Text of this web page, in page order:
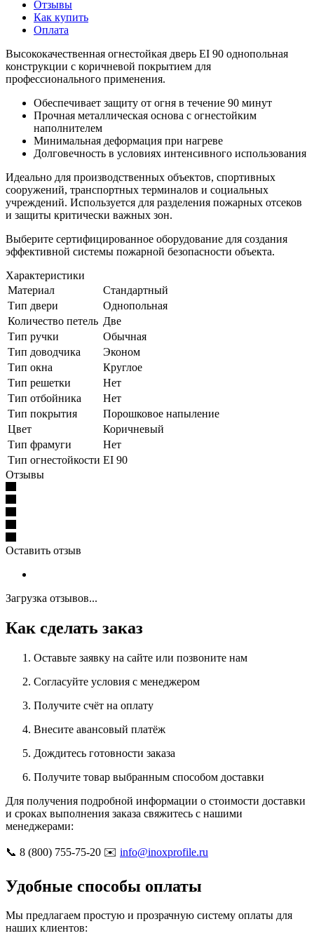
Отзывы
Как купить
Оплата
Высококачественная огнестойкая дверь EI 90 однопольная
конструкции с коричневой покрытием для
профессионального применения.
Обеспечивает защиту от огня в течение 90 минут
Прочная металлическая основа с огнестойким
наполнителем
Минимальная деформация при нагреве
Долговечность в условиях интенсивного использования
Идеально для производственных объектов, спортивных
сооружений, транспортных терминалов и социальных
учреждений. Используется для разделения пожарных отсеков
и защиты критически важных зон.
Выберите сертифицированное оборудование для создания
эффективной системы пожарной безопасности объекта.
Характеристики
Материал
Стандартный
Тип двери
Однопольная
Количество петель Две
Тип ручки
Обычная
Тип доводчика
Эконом
Тип окна
Круглое
Тип решетки
Нет
Тип отбойника
Нет
Тип покрытия
Порошковое напыление
Цвет
Коричневый
Тип фрамуги
Нет
Тип огнестойкости EI 90
Отзывы
Оставить отзыв
Загрузка отзывов...
Как сделать заказ
Оставьте заявку на сайте или позвоните нам
Согласуйте условия с менеджером
Получите счёт на оплату
Внесите авансовый платёж
Дождитесь готовности заказа
Получите товар выбранным способом доставки
Для получения подробной информации о стоимости доставки
и сроках выполнения заказа свяжитесь с нашими
менеджерами:
📞 8 (800) 755-75-20 ✉️ info@inoxprofile.ru
Удобные способы оплаты
Мы предлагаем простую и прозрачную систему оплаты для
наших клиентов: